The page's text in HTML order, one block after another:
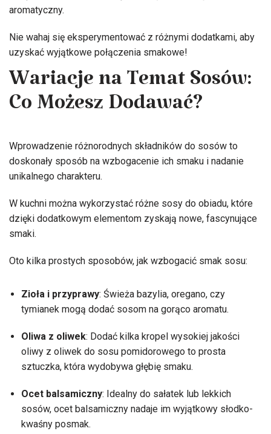
aromatyczny.
Nie wahaj się eksperymentować z różnymi dodatkami, aby
uzyskać wyjątkowe połączenia smakowe!
Wariacje na Temat Sosów:
Co Możesz Dodawać?
Wprowadzenie różnorodnych składników do sosów to
doskonały sposób na wzbogacenie ich smaku i nadanie
unikalnego charakteru.
W kuchni można wykorzystać różne sosy do obiadu, które
dzięki dodatkowym elementom zyskają nowe, fascynujące
smaki.
Oto kilka prostych sposobów, jak wzbogacić smak sosu:
Zioła i przyprawy: Świeża bazylia, oregano, czy
tymianek mogą dodać sosom na gorąco aromatu.
Oliwa z oliwek: Dodać kilka kropel wysokiej jakości
oliwy z oliwek do sosu pomidorowego to prosta
sztuczka, która wydobywa głębię smaku.
Ocet balsamiczny: Idealny do sałatek lub lekkich
sosów, ocet balsamiczny nadaje im wyjątkowy słodko-
kwaśny posmak.